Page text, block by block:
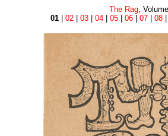
The Rag,
01| 02| 03| 04| 05| 06| 07| 08